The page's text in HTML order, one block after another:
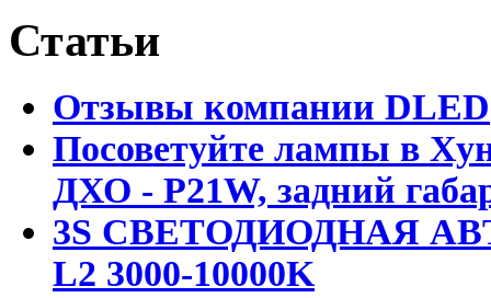
Статьи
Отзывы компании DLED
Посоветуйте лампы в
ДХО - P21W, задний
3S СВЕТОДИОДНАЯ
L2 3000-10000K